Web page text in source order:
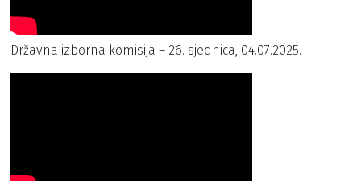
Državna izborna komisija – 26. sjednica, 04.07.2025.